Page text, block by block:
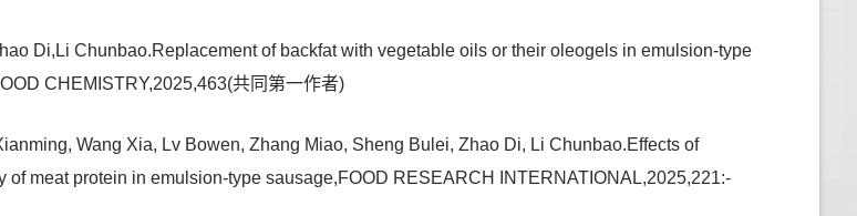
Di,Li Chunbao.Replacement of backfat with vegetable oils or their oleogels in emulsion-type
CHEMISTRY,2025,463(共同第一作者)
Wang Xia, Lv Bowen, Zhang Miao, Sheng Bulei, Zhao Di, Li Chunbao.Effects of
meat protein in emulsion-type sausage,FOOD RESEARCH INTERNATIONAL,2025,221:-